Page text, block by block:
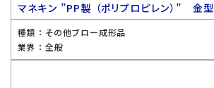
マネキン ”PP製 （ポリプロピレン）” 金型
種類 ： その他ブロー成形品
業界 ： 全般